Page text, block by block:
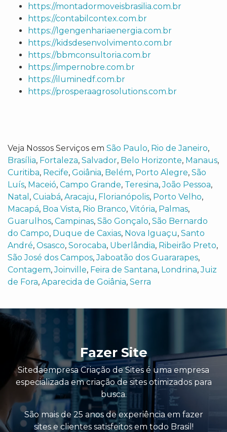
https://montadormoveisbrasilia.com.br
https://contabilcontex.com.br
https://lgengenhariaenergia.com.br
https://kidsdesenvolvimento.com.br
https://bbmconsultoria.com.br
https://impernobre.com.br
https://iluminedf.com.br
https://prosperaagrosolutions.com.br
Veja Nossos Serviços em São Paulo, Rio de Janeiro,
Brasília, Fortaleza, Salvador, Belo Horizonte, Manaus,
Curitiba, Recife, Goiânia, Belém, Porto Alegre, São
Luís, Maceió, Campo Grande, Teresina,João Pessoa,
Natal , Cuiabá, Aracaju, Florianópolis, Porto Velho,
Macapá, Boa Vista, Rio Branco, Vitória, Palmas,
Guarulhos, Campinas, São Gonçalo, São Bernardo
do Campo, Duque de Caxias, Nova Iguaçu, Santo
André, Osasco, Sorocaba, Uberlândia, Ribeirão Preto,
São José dos Campos,Jaboatão dos Guararapes,
Contagem,Joinville, Feira de Santana, Londrina,Juiz
de Fora, Aparecida de Goiânia, Serra
Fazer Site
Sitedaempresa Criação de Sites é uma empresa
especializada em criação de sites otimizados para
busca.
São mais de 25 anos de experiência em fazer
sites e clientes satisfeitos em todo Brasil!